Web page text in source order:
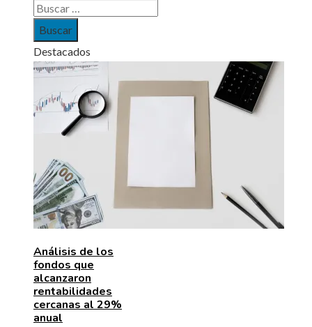
Buscar:
Destacados
Análisis de los
fondos que
alcanzaron
rentabilidades
cercanas al 29%
anual